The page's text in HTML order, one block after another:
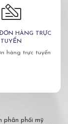
ĐƠN HÀNG TRỰC
TUYẾN
hàng trực tuyến
phân phối mỹ